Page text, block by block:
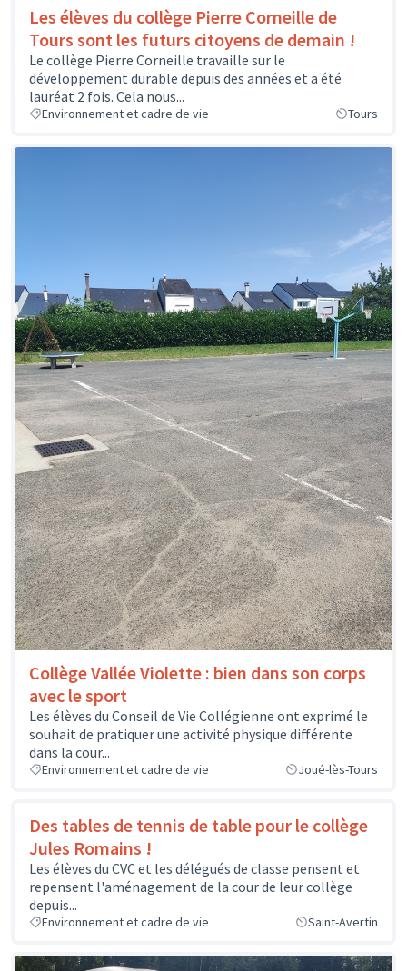
Les élèves du collège Pierre Corneille de
Tours sont les futurs citoyens de demain !
Le collège Pierre Corneille travaille sur le
développement durable depuis des années et a été
lauréat 2 fois. Cela nous...
Environnement et cadre de vie Tours
Collège Vallée Violette : bien dans son corps
avec le sport
Les élèves du Conseil de Vie Collégienne ont exprimé le
souhait de pratiquer une activité physique différente
dans la cour...
Environnement et cadre de vie Joué-lès-Tours
Des tables de tennis de table pour le collège
Jules Romains !
Les élèves du CVC et les délégués de classe pensent et
repensent l'aménagement de la cour de leur collège
depuis...
Environnement et cadre de vie Saint-Avertin